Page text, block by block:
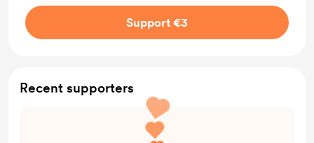
Support €3
Recent supporters